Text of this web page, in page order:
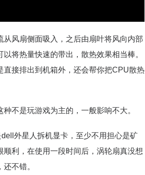
风扇侧面吸入，之后由扇叶将风向内部
将热量快速的带出，散热效果相当棒。
接排出到机箱外，还会帮你把CPU散热
不是玩游戏为主的，一般影响不大。
外星人拆机显卡，至少不用担心是矿
利，在使用一段时间后，涡轮扇真没想
不错。